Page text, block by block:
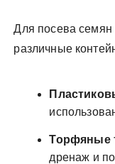
Для посева семян
различные
Торфяные
дренаж и